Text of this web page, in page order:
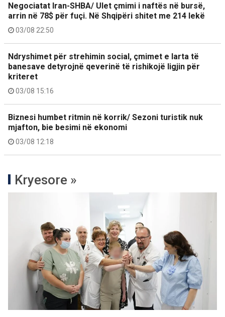
Negociatat Iran-SHBA/ Ulet çmimi i naftës në bursë,
arrin në 78$ për fuçi. Në Shqipëri shitet me 214 lekë
03/08 22:50
Ndryshimet për strehimin social, çmimet e larta të
banesave detyrojnë qeverinë të rishikojë ligjin për
kriteret
03/08 15:16
Biznesi humbet ritmin në korrik/ Sezoni turistik nuk
mjafton, bie besimi në ekonomi
03/08 12:18
Kryesore »